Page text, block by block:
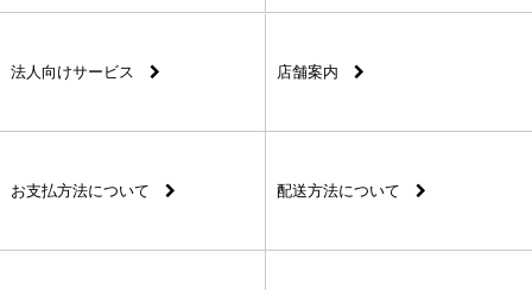
法人向けサービス 店舗案内
お支払方法について 配送方法について